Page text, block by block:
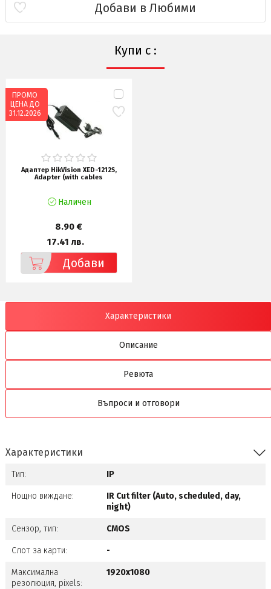
Добави в Любими
Купи с :
Адаптер HikVision XED-1212S,
Adapter (with cables
Наличен
8.90 €
17.41 лв.
Добави
ПРОМО
ЦЕНА ДО
31.12.2026
Характеристики
Описание
Ревюта
Въпроси и отговори
Характеристики
Тип: IP
Нощно виждане:
IR Cut filter (Auto, scheduled, day,
night)
Сензор, тип: CMOS
Слот за карти: -
Максимална
резолюция, pixels:
1920x1080